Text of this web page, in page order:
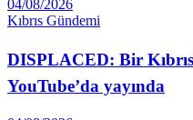
04/08/2026
Kıbrıs Gündemi
DISPLACED: Bir
YouTube’da yayında